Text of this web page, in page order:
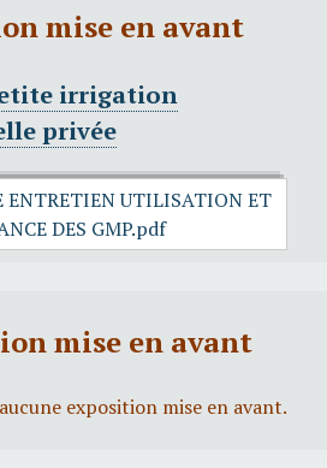
mise en avant
irrigation
privée
mise en avant
exposition mise en avant.